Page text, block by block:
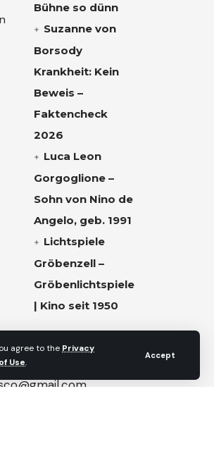
agree to the Privacy
Use.
Accept
Bühne so dünn
Suzanne von
Borsody
Krankheit: Kein
Beweis –
Faktencheck
2026
Luca Leon
Gorgoglione –
Sohn von Nino de
Angelo, geb. 1991
Lichtspiele
Gröbenzell –
Gröbenlichtspiele
| Kino seit 1950
Sie uns